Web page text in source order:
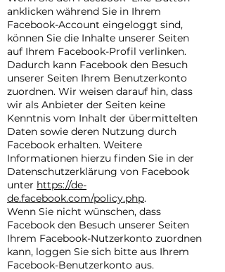
anklicken während Sie in Ihrem
Facebook-Account eingeloggt sind,
können Sie die Inhalte unserer Seiten
auf Ihrem Facebook-Profil verlinken.
Dadurch kann Facebook den Besuch
unserer Seiten Ihrem Benutzerkonto
zuordnen. Wir weisen darauf hin, dass
wir als Anbieter der Seiten keine
Kenntnis vom Inhalt der übermittelten
Daten sowie deren Nutzung durch
Facebook erhalten. Weitere
Informationen hierzu finden Sie in der
Datenschutzerklärung von Facebook
unter https://de-
de.facebook.com/policy.php.
Wenn Sie nicht wünschen, dass
Facebook den Besuch unserer Seiten
Ihrem Facebook-Nutzerkonto zuordnen
kann, loggen Sie sich bitte aus Ihrem
Facebook-Benutzerkonto aus.